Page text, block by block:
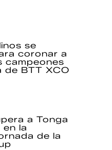
se
coronar a
campeones
de BTT XCO
a Tonga
la
de la